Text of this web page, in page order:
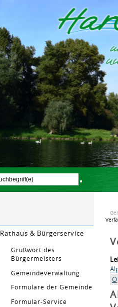
Rathaus & Bürgerservice
Grußwort des
Bürgermeisters
Gemeindeverwaltung
Formulare der Gemeinde
Formular-Service
O